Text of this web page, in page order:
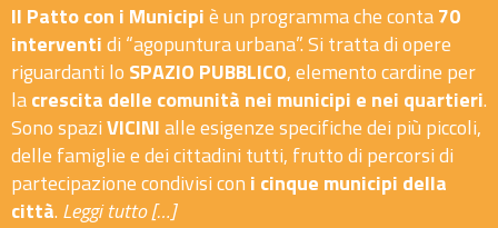
Il Patto con i Municipiè un programma che conta70
interventidi “agopuntura urbana”. Si tratta di opere
riguardanti lo SPAZIO PUBBLICO, elemento cardine per
lacrescita delle comunità nei municipi e nei quartieri.
Sono spaziVICINIalle esigenze specifiche dei più piccoli,
delle famiglie e dei cittadini tutti, frutto di percorsi di
partecipazione condivisi con i cinque municipi della
città. Leggi tutto […]